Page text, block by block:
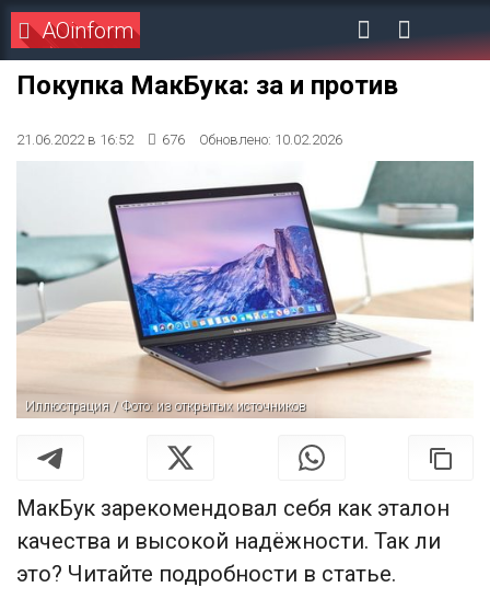
AOinform
Покупка МакБука: за и против
21.06.2022 в 16:52 676 Обновлено: 10.02.2026
Иллюстрация / Фото: из открытых источников
МакБук зарекомендовал себя как эталон
качества и высокой надёжности. Так ли
это? Читайте подробности в статье.